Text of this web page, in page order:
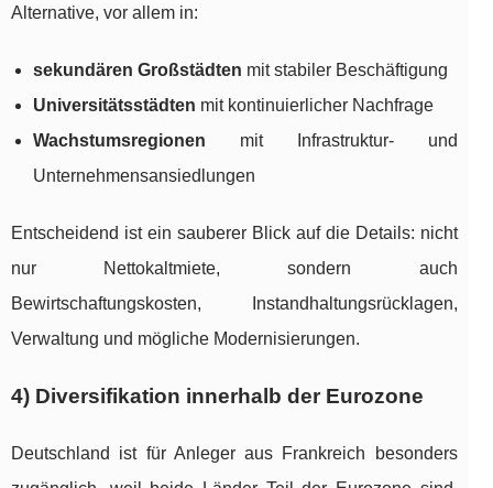
Alternative, vor allem in:
sekundären Großstädten mit stabiler Beschäftigung
Universitätsstädten mit kontinuierlicher Nachfrage
Wachstumsregionen mit Infrastruktur- und
Unternehmensansiedlungen
Entscheidend ist ein sauberer Blick auf die Details: nicht
nur Nettokaltmiete, sondern auch
Bewirtschaftungskosten, Instandhaltungsrücklagen,
Verwaltung und mögliche Modernisierungen.
4) Diversifikation innerhalb der Eurozone
Deutschland ist für Anleger aus Frankreich besonders